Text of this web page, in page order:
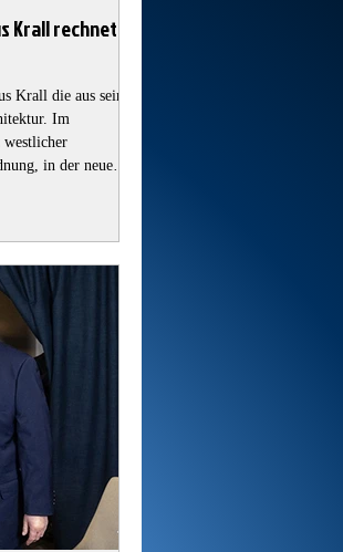
Krall rechnet
Krall die aus seiner
Im
westlicher
in der neue